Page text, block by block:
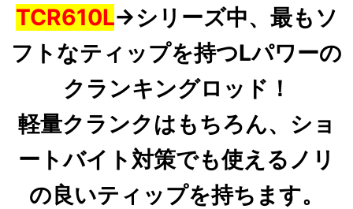
TCR610L→シリーズ中、最もソ
フトなティップを持つLパワーの
クランキングロッド！
軽量クランクはもちろん、ショ
ートバイト対策でも使えるノリ
の良いティップを持ちます。